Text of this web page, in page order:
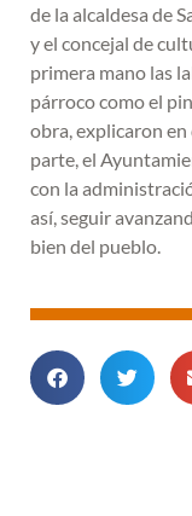
de la alcaldesa de
y el concejal de
primera mano las
párroco como el
obra, explicaron
parte, el
con la
así, seguir
bien del pueblo.